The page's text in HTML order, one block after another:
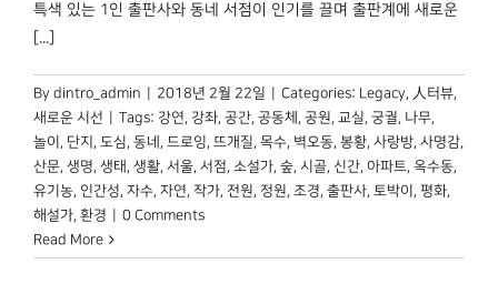
특색 있는 1인 출판사와 동네 서점이 인기를 끌며 출판계에 새로운
[...]
By dintro_admin 2018년 2월 22일 Categories: Legacy, 人터뷰,
새로운 시선
Tags: 강연, 강좌, 공간, 공동체 , 공원, 교실, 궁궐, 나무,
놀이 , 단지 , 도심, 동네 , 드로잉, 뜨개질, 목수, 벽오동, 봉황, 사랑방, 사명감,
산문, 생명, 생태 , 생활, 서울, 서점, 소설가, 숲, 시골, 신간, 아파트, 옥수동,
유기농, 인간성, 자수, 자연, 작가, 전원, 정원, 조경, 출판사, 토박이 , 평화,
해설가, 환경
0 Comments
Read More